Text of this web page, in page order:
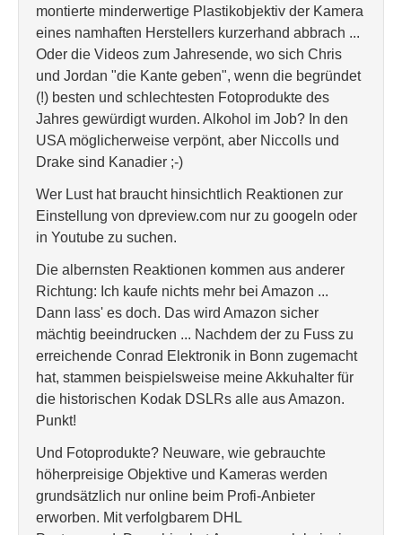
montierte minderwertige Plastikobjektiv der Kamera
eines namhaften Herstellers kurzerhand abbrach ...
Oder die Videos zum Jahresende, wo sich Chris
und Jordan "die Kante geben", wenn die begründet
(!) besten und schlechtesten Fotoprodukte des
Jahres gewürdigt wurden. Alkohol im Job? In den
USA möglicherweise verpönt, aber Niccolls und
Drake sind Kanadier ;-)
Wer Lust hat braucht hinsichtlich Reaktionen zur
Einstellung von dpreview.com nur zu googeln oder
in Youtube zu suchen.
Die albernsten Reaktionen kommen aus anderer
Richtung: Ich kaufe nichts mehr bei Amazon ...
Dann lass' es doch. Das wird Amazon sicher
mächtig beeindrucken ... Nachdem der zu Fuss zu
erreichende Conrad Elektronik in Bonn zugemacht
hat, stammen beispielsweise meine Akkuhalter für
die historischen Kodak DSLRs alle aus Amazon.
Punkt!
Und Fotoprodukte? Neuware, wie gebrauchte
höherpreisige Objektive und Kameras werden
grundsätzlich nur online beim Profi-Anbieter
erworben. Mit verfolgbarem DHL